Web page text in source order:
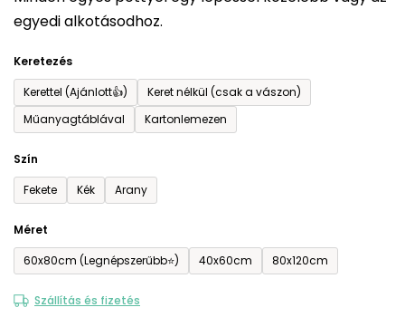
egyedi alkotásodhoz.
Keretezés
Kerettel (Ajánlott👍)
Keret nélkül (csak a vászon)
Műanyagtáblával
Kartonlemezen
Szín
Fekete
Kék Arany
Méret
60x80cm (Legnépszerűbb⭐)
40x60cm 80x120cm
Szállítás és fizetés